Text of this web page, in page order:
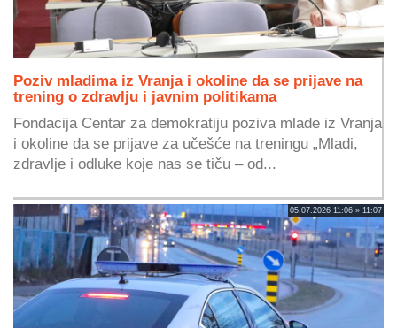
Poziv mladima iz Vranja i okoline da se prijave na
trening o zdravlju i javnim politikama
Fondacija Centar za demokratiju poziva mlade iz Vranja
i okoline da se prijave za učešće na treningu „Mladi,
zdravlje i odluke koje nas se tiču – od...
05.07.2026 11:06 » 11:07